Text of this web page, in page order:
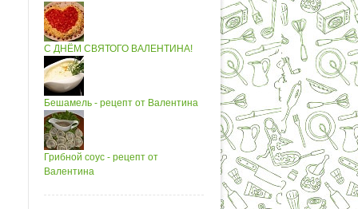
С ДНЁМ СВЯТОГО ВАЛЕНТИНА!
Бешамель - рецепт от Валентина
Грибной соус - рецепт от
Валентина